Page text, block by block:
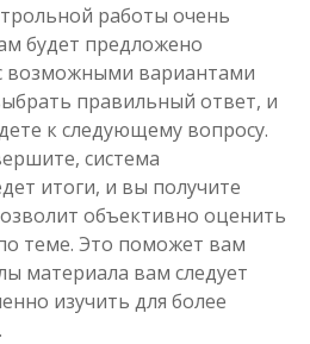
работы очень
будет предложено
возможными вариантами
правильный ответ, и
к следующему вопросу.
система
итоги, и вы получите
объективно оценить
теме. Это поможет вам
материала вам следует
изучить для более